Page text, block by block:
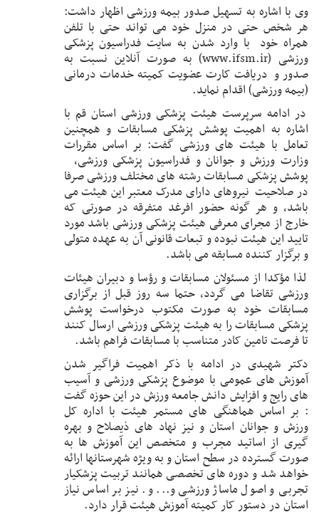
وی با اشاره به تسهیل صدور بیمه ورزشی اظهار داشت:
هر شخص حتی در منزل خود می تواند حتی با تلفن
همراه خود با وارد شدن به سایت فدراسیون پزشکی
ورزشی (www.ifsm.ir) به صورت آنلاین نسبت به
صدور و دریافت کارت عضویت کمیته خدمات درمانی
(بیمه ورزشی) اقدام نماید.
در ادامه سرپرست هیئت پزشکی ورزشی استان قم با
اشاره به اهمیت پوشش پزشکی مسابقات و همچنین
تعامل با هیئت های ورزشی گفت: بر اساس مقررات
وزارت ورزش و جوانان و فدراسیون پزشکی ورزشی،
پوشش پزشکی مسابقات رشته های مختلف ورزشی صرفا
در صلاحیت نیروهای دارای مدرک معتبر این هیئت می
باشد، و هر گونه حضور افرغد متفرقه در صورتی که
خارج از مجرای معرفی هیئت پزشکی ورزشی باشد مورد
تایید این هیئت نبوده و تبعات قانونی آن به عهده متولی
و برگزار کننده مسابقه می باشد.
لذا مؤکدا از مسئولان مسابقات و رؤسا و دبیران هیئات
ورزشی تقاضا می گردد، حتما سه روز قبل از برگزاری
مسابقات خود به صورت مکتوب درخواست پوشش
پزشکی مسابقات را به هیئت پزشکی ورزشی ارسال کنند
تا فرصت تامین کادر متناسب با مسابقات فراهم باشد.
دکتر شهیدی در ادامه با ذکر اهمیت فراگیر شدن
آموزش های عمومی با موضوع پزشکی ورزشی و آسیب
های رایج و افزایش دانش جامعه ورزش در این حوزه گفت
: بر اساس هماهنگی های مستمر هیئت با اداره کل
ورزش و جوانان استان و نیز نهاد های ذیصلاح و بهره
گیری از اساتید مجرب و متخصص این آموزش ها به
صورت گسترده در سطح استان و به ویژه شهرستانها ارائه
خواهد شد و دوره های تخصصی همانند تربیت پزشکیار
تجربی و اصول ماساژ ورزشی و... و. نیز بر اساس نیاز
استان در دستور کار کمیته آموزش هیئت قرار دارد.